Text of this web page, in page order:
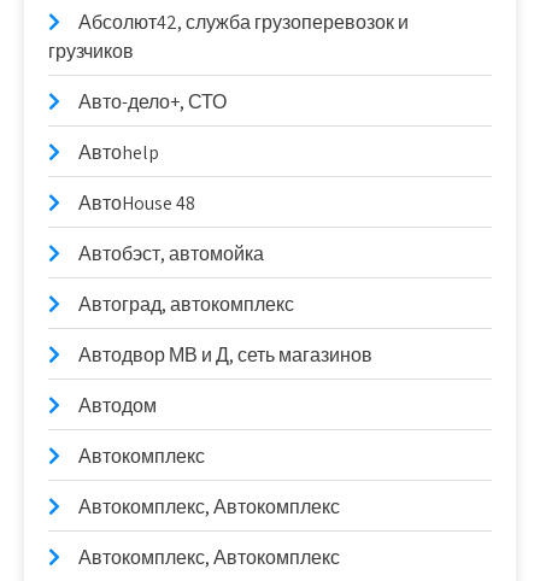
Абсолют42, служба грузоперевозок и
грузчиков
Авто-дело+, СТО
Автоhelp
АвтоHouse 48
Автобэст, автомойка
Автоград, автокомплекс
Автодвор МВ и Д, сеть магазинов
Автодом
Автокомплекс
Автокомплекс, Автокомплекс
Автокомплекс, Автокомплекс